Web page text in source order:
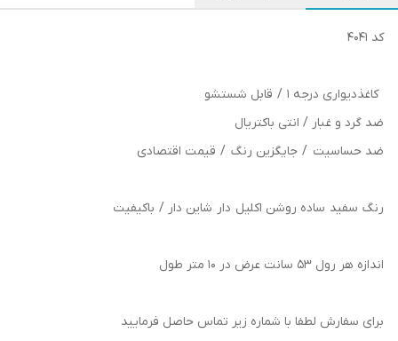
کد 4041
کاغذدیواری درجه 1 / قابل شستشو
ضد گرد و غبار / انتی باکتریال
ضد حساسیت / جایگزین رنگ / قیمت اقتصادی
رنگ سفید ساده روشن اکلیل دار شاین دار / باکیفیت
اندازه هر رول 53 سانت عرض در 10 متر طول
برای سفارش لطفا با شماره زیر تماس حاصل فرمایید